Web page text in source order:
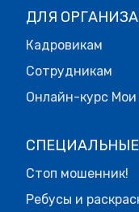
ДЛЯ
Кадровикам
Сотрудникам
Онлайн-курс
Стоп мошенник!
Ребусы и